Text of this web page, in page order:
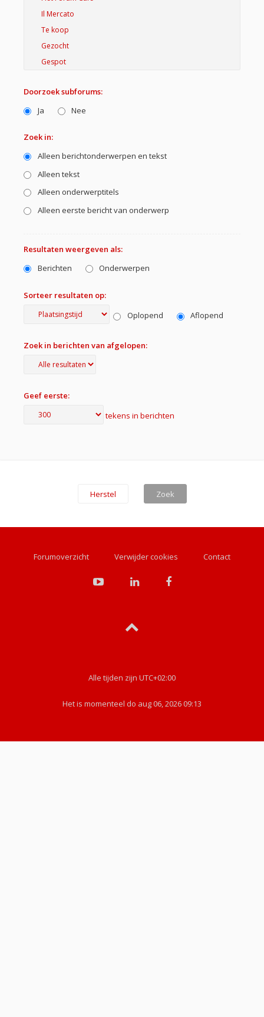
Doorzoek subforums:
Ja
Nee
Zoek in:
Alleen berichtonderwerpen en tekst
Alleen tekst
Alleen onderwerptitels
Alleen eerste bericht van onderwerp
Resultaten weergeven als:
Berichten
Onderwerpen
Sorteer resultaten op:
Oplopend
Aflopend
Zoek in berichten van afgelopen:
Geef eerste:
tekens in berichten
Forumoverzicht Verwijder cookies Contact
Alle tijden zijn UTC+02:00
Het is momenteel do aug 06, 2026 09:13